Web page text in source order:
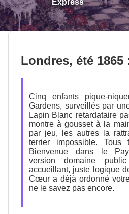
Express
Londres, été 1865
Cinq enfants pique-
Gardens, surveillés par
Lapin Blanc retardataire
montre à gousset à la
par jeu, les autres la
terrier impossible. Tous
Bienvenue dans le
version domaine
accueillant, juste logique
Cœur a déjà ordonné
ne le savez pas encore.